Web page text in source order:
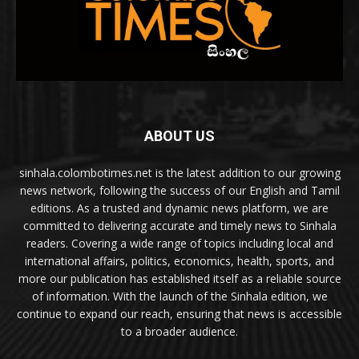
ABOUT US
sinhala.colombotimes.net is the latest addition to our growing
news network, following the success of our English and Tamil
editions. As a trusted and dynamic news platform, we are
committed to delivering accurate and timely news to Sinhala
readers. Covering a wide range of topics including local and
international affairs, politics, economics, health, sports, and
more our publication has established itself as a reliable source
of information. With the launch of the Sinhala edition, we
continue to expand our reach, ensuring that news is accessible
to a broader audience.